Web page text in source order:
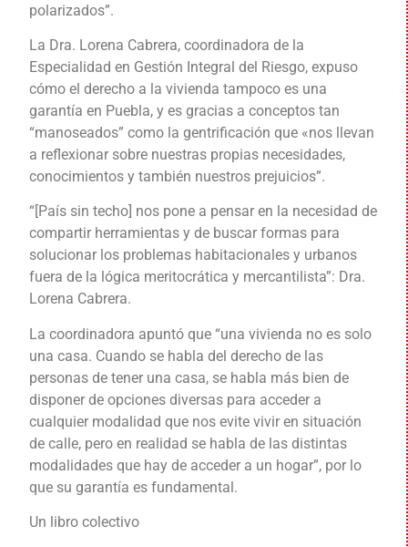
polarizados”.
La Dra. Lorena Cabrera, coordinadora de la
Especialidad en Gestión Integral del Riesgo, expuso
cómo el derecho a la vivienda tampoco es una
garantía en Puebla, y es gracias a conceptos tan
“manoseados” como la gentrificación que «nos llevan
a reflexionar sobre nuestras propias necesidades,
conocimientos y también nuestros prejuicios”.
“[País sin techo] nos pone a pensar en la necesidad de
compartir herramientas y de buscar formas para
solucionar los problemas habitacionales y urbanos
fuera de la lógica meritocrática y mercantilista”: Dra.
Lorena Cabrera.
La coordinadora apuntó que “una vivienda no es solo
una casa. Cuando se habla del derecho de las
personas de tener una casa, se habla más bien de
disponer de opciones diversas para acceder a
cualquier modalidad que nos evite vivir en situación
de calle, pero en realidad se habla de las distintas
modalidades que hay de acceder a un hogar”, por lo
que su garantía es fundamental.
Un libro colectivo